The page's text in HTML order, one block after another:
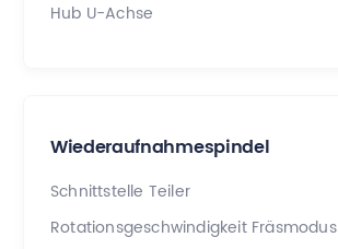
Hub U-Achse
Wiederaufnahmespindel
Schnittstelle Teiler
Rotationsgeschwindigkeit Fräsmodus